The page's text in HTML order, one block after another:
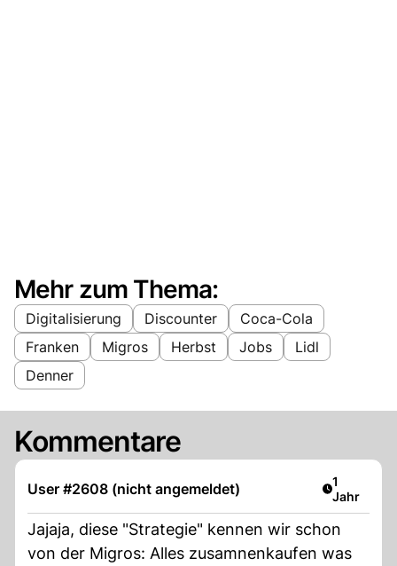
Mehr zum Thema:
Digitalisierung Discounter
Coca-Cola
Franken
Migros Herbst Jobs
Lidl
Denner
Kommentare
User #2608 (nicht angemeldet) Artikel
1
Jahr
Jajaja, diese "Strategie" kennen wir schon
von der Migros: Alles zusamnenkaufen was